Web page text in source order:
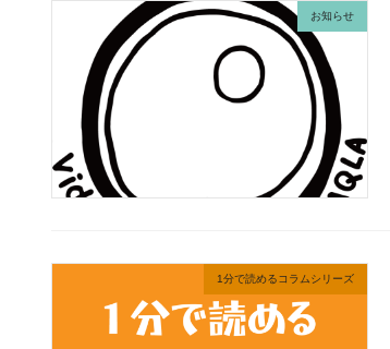
お知らせ
1分で読めるコラムシリーズ